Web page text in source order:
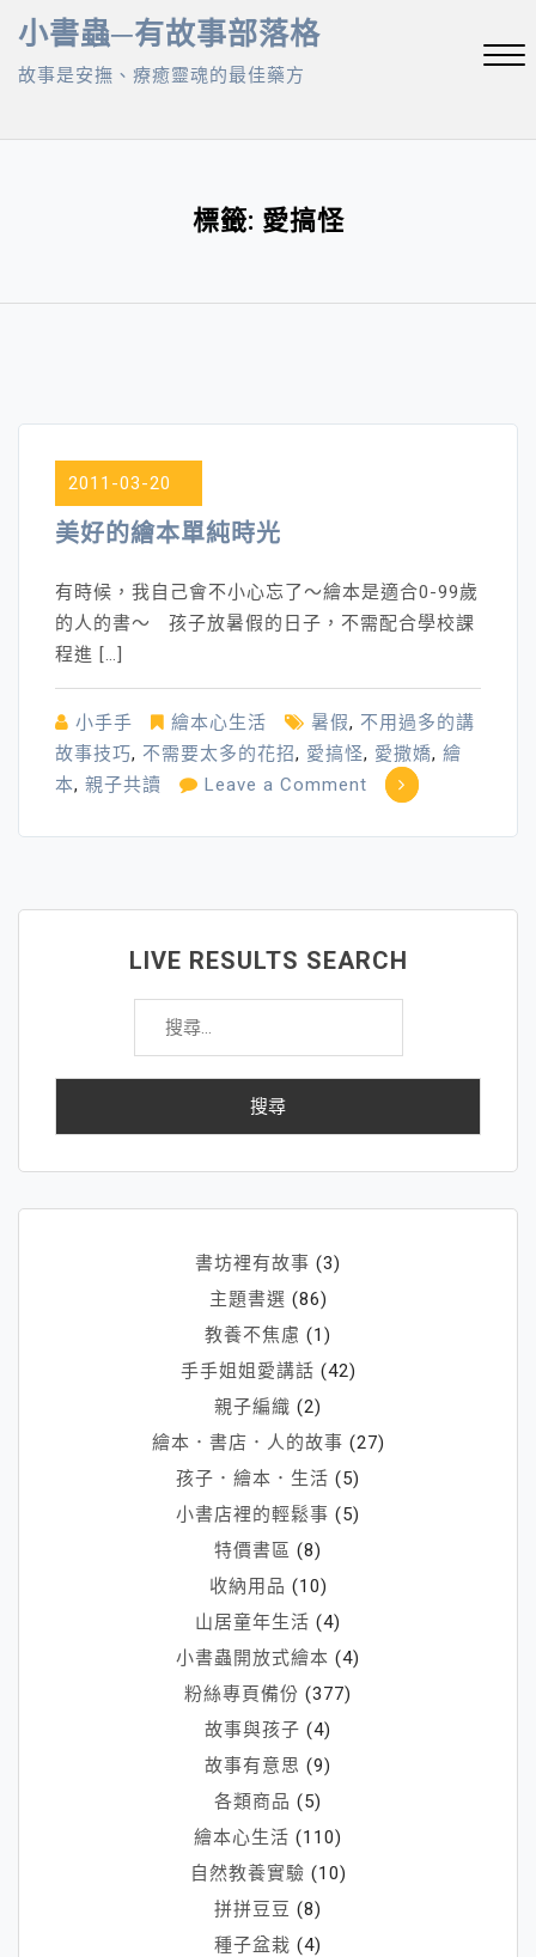
Skip
content
小書蟲─有故事部落格
故事是安撫、療癒靈魂的最佳藥方
標籤: 愛搞怪
2011-03-20
美好的繪本單純時光
有時候，我自己會不小心忘了～繪本是適合0-99歲
的人的書～ 孩子放暑假的日子，不需配合學校課
程進 […]
小手手 繪本心生活 暑假, 不用過多的講
故事技巧, 不需要太多的花招, 愛搞怪, 愛撒嬌, 繪
本, 親子共讀 Leave a Comment on
繪
單
純
光
LIVE RESULTS SEARCH
搜
關
書坊裡有故事 (3)
主題書選 (86)
教養不焦慮 (1)
手手姐姐愛講話 (42)
親子編織 (2)
繪本．書店．人的故事 (27)
孩子．繪本．生活 (5)
小書店裡的輕鬆事 (5)
特價書區 (8)
收納用品 (10)
山居童年生活 (4)
小書蟲開放式繪本 (4)
粉絲專頁備份 (377)
故事與孩子 (4)
故事有意思 (9)
各類商品 (5)
繪本心生活 (110)
自然教養實驗 (10)
拼拼豆豆 (8)
種子盆栽 (4)